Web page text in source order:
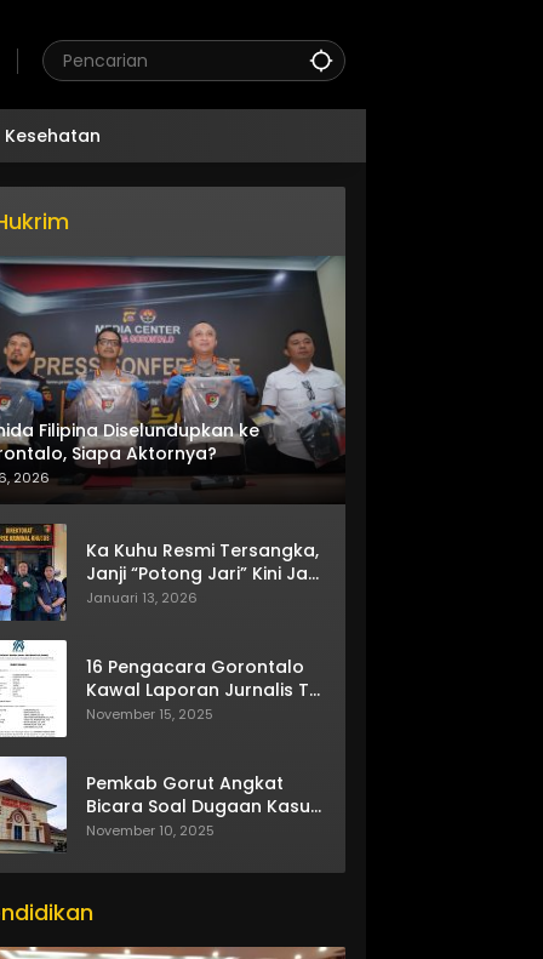
Kesehatan
Filipina Diselundupkan ke
Siapa Aktornya?
2026
Ka Kuhu Resmi Tersangka,
Janji “Potong Jari” Kini Jadi
Bumerang
Januari 13, 2026
16 Pengacara Gorontalo
Kawal Laporan Jurnalis TV
One
November 15, 2025
Pemkab Gorut Angkat
Bicara Soal Dugaan Kasus
Asusila Oknum ASN
November 10, 2025